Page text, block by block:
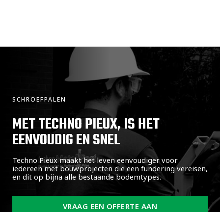
SCHROEFPALEN
MET TECHNO PIEUX, IS HET
EENVOUDIG EN SNEL
Techno Pieux maakt het leven eenvoudiger voor
iedereen met bouwprojecten die een fundering vereisen,
en dit op bijna alle bestaande bodemtypes.
VRAAG EEN OFFERTE AAN